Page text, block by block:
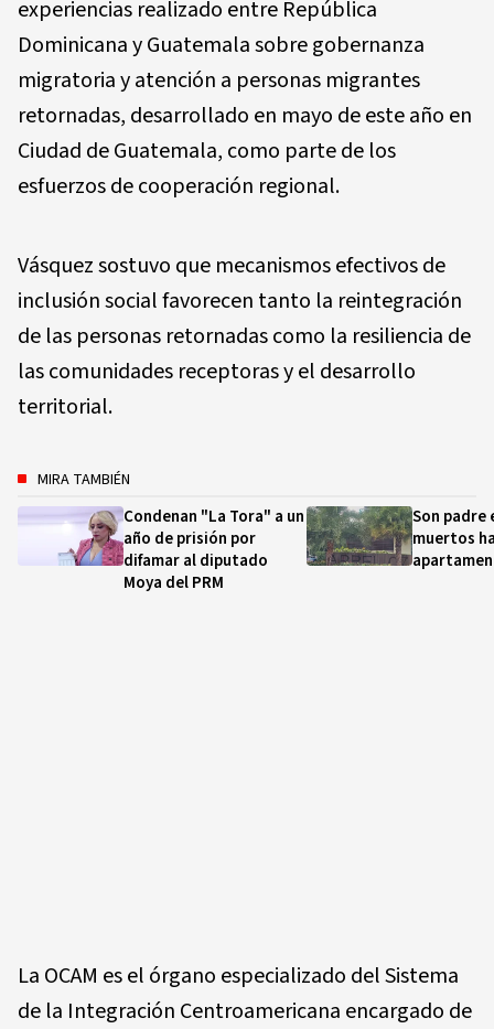
experiencias realizado entre República
Dominicana y Guatemala sobre gobernanza
migratoria y atención a personas migrantes
retornadas, desarrollado en mayo de este año en
Ciudad de Guatemala, como parte de los
esfuerzos de cooperación regional.
Vásquez sostuvo que mecanismos efectivos de
inclusión social favorecen tanto la reintegración
de las personas retornadas como la resiliencia de
las comunidades receptoras y el desarrollo
territorial.
MIRA TAMBIÉN
Condenan "La Tora" a un
año de prisión por
difamar al diputado
Moya del PRM
Son padre
muertos
La OCAM es el órgano especializado del Sistema
de la Integración Centroamericana encargado de